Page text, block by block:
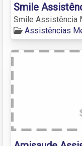
Smile
Smile Assistência
Assistências